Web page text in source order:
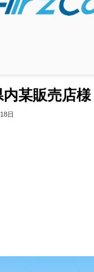
某販売店様
日